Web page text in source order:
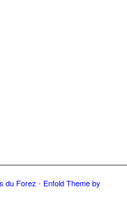
du Forez - Enfold Theme by